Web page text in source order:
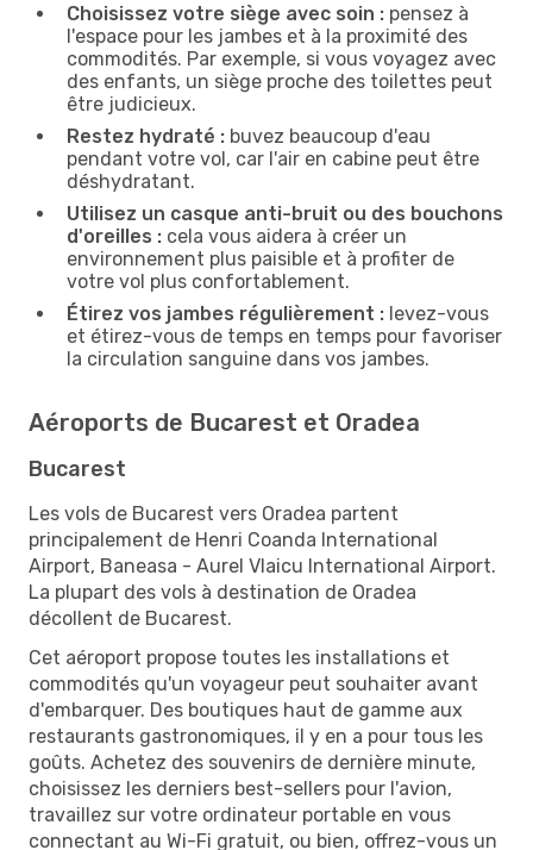
Choisissez votre siège avec soin : pensez à
l'espace pour les jambes et à la proximité des
commodités. Par exemple, si vous voyagez avec
des enfants, un siège proche des toilettes peut
être judicieux.
Restez hydraté : buvez beaucoup d'eau
pendant votre vol, car l'air en cabine peut être
déshydratant.
Utilisez un casque anti-bruit ou des bouchons
d'oreilles : cela vous aidera à créer un
environnement plus paisible et à profiter de
votre vol plus confortablement.
Étirez vos jambes régulièrement : levez-vous
et étirez-vous de temps en temps pour favoriser
la circulation sanguine dans vos jambes.
Aéroports de Bucarest et Oradea
Bucarest
Les vols de Bucarest vers Oradea partent
principalement de Henri Coanda International
Airport, Baneasa - Aurel Vlaicu International Airport.
La plupart des vols à destination de Oradea
décollent de Bucarest.
Cet aéroport propose toutes les installations et
commodités qu'un voyageur peut souhaiter avant
d'embarquer. Des boutiques haut de gamme aux
restaurants gastronomiques, il y en a pour tous les
goûts. Achetez des souvenirs de dernière minute,
choisissez les derniers best-sellers pour l'avion,
travaillez sur votre ordinateur portable en vous
connectant au Wi-Fi gratuit, ou bien, offrez-vous un